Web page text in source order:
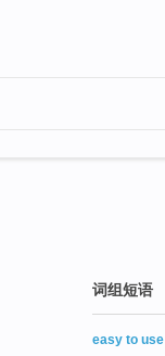
词组短语
easy to use